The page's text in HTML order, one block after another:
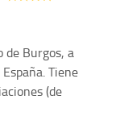
de Burgos, a
Tiene
(de